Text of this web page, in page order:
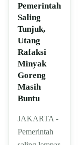
Pemerintah
Saling
Tunjuk,
Utang
Rafaksi
Minyak
Goreng
Masih
Buntu
JAKARTA -
Pemerintah